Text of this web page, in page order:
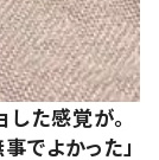
した感覚が。
でよかった」